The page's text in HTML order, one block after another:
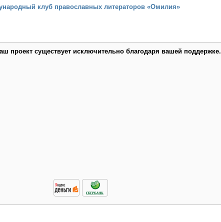
клуб православных литераторов «Омилия»
проект существует исключительно благодаря вашей поддержке.